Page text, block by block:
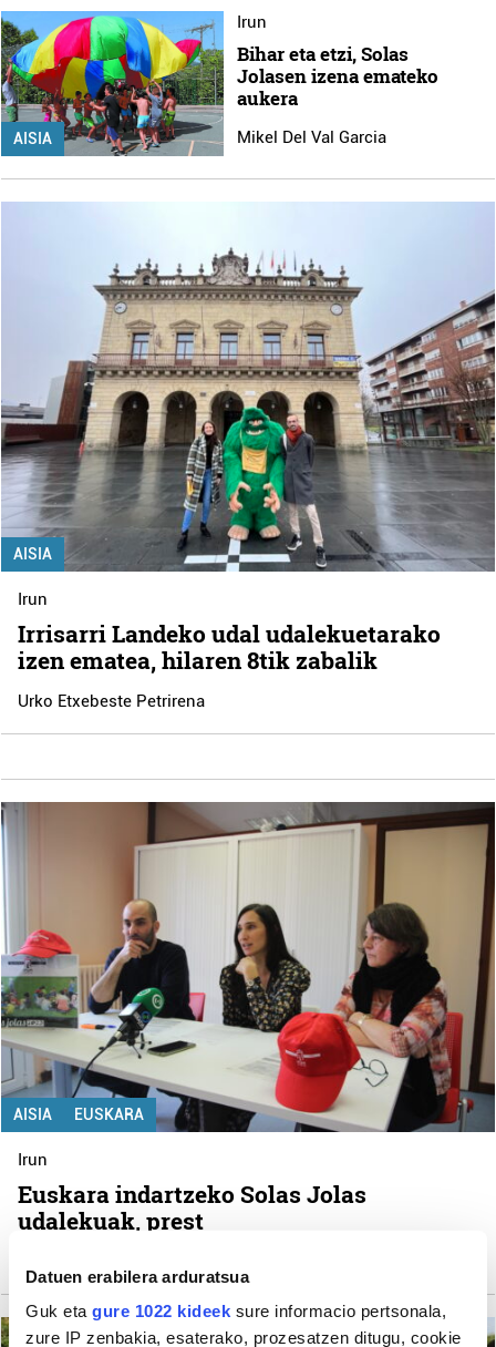
Datuen erabilera arduratsua
Guk eta gure 1022 kideek sure informacio pertsonala,
zure IP zenbakia, esaterako, prozesatzen ditugu, cookie
AISIA
Irun
Bihar eta etzi, Solas
Jolasen izena emateko
aukera
Mikel Del Val Garcia
AISIA
Irun
Irrisarri Landeko udal udalekuetarako
izen ematea, hilaren 8tik zabalik
Urko Etxebeste Petrirena
AISIA EUSKARA
Irun
Euskara indartzeko Solas Jolas
udalekuak, prest